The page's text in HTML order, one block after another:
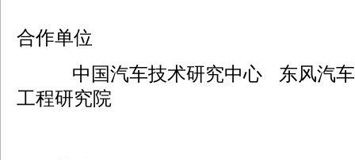
合作单位
中国汽车技术研究中心 东风汽车
工程研究院